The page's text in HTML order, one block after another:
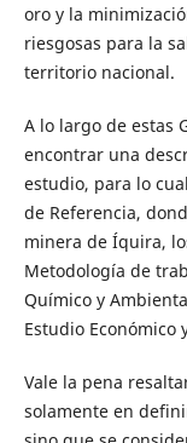
oro y la
riesgosas para la
territorio nacional.
A lo largo de estas
encontrar una
estudio, para lo
de Referencia,
minera de Íquira,
Metodología de
Químico y
Estudio Económico
Vale la pena
solamente en